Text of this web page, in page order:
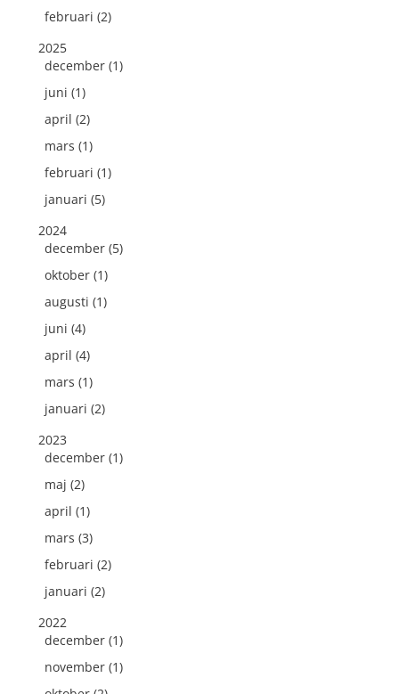
februari (2)
2025
december (1)
juni (1)
april (2)
mars (1)
februari (1)
januari (5)
2024
december (5)
oktober (1)
augusti (1)
juni (4)
april (4)
mars (1)
januari (2)
2023
december (1)
maj (2)
april (1)
mars (3)
februari (2)
januari (2)
2022
december (1)
november (1)